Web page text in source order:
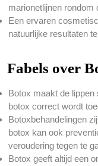
marionetlijnen rondom
Een ervaren
natuurlijke resultaten
Fabels over
Botox maakt de
botox correct wordt
Botoxbehandelingen
botox kan ook
veroudering tegen te
Botox geeft altijd een